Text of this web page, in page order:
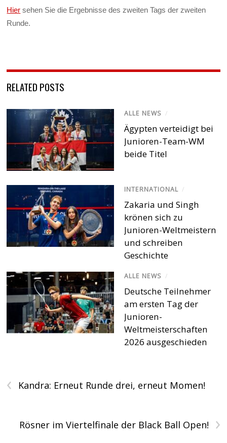
Hier sehen Sie die Ergebnisse des zweiten Tags der zweiten
Runde.
RELATED POSTS
ALLE NEWS /
Ägypten verteidigt bei
Junioren-Team-WM
beide Titel
INTERNATIONAL /
Zakaria und Singh
krönen sich zu
Junioren-Weltmeistern
und schreiben
Geschichte
ALLE NEWS /
Deutsche Teilnehmer
am ersten Tag der
Junioren-
Weltmeisterschaften
2026 ausgeschieden
‹ Kandra: Erneut Runde drei, erneut Momen!
›
Rösner im Viertelfinale der Black Ball Open!